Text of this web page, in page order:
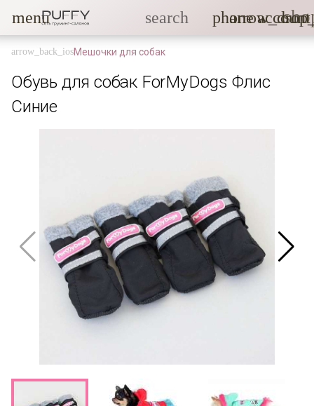
menu search phone
Мешочки для собак
Обувь для собак ForMyDogs Флис
Синие